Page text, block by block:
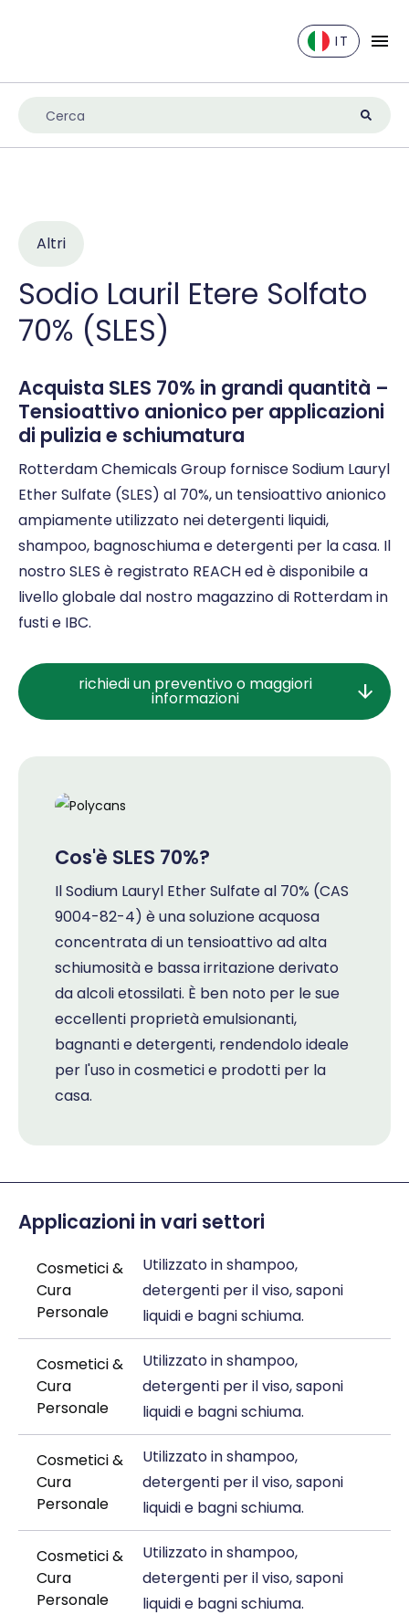
IT
Altri
Sodio Lauril Etere Solfato
70% (SLES)
Acquista SLES 70% in grandi quantità –
Tensioattivo anionico per applicazioni
di pulizia e schiumatura
Rotterdam Chemicals Group fornisce Sodium Lauryl
Ether Sulfate (SLES) al 70%, un tensioattivo anionico
ampiamente utilizzato nei detergenti liquidi,
shampoo, bagnoschiuma e detergenti per la casa. Il
nostro SLES è registrato REACH ed è disponibile a
livello globale dal nostro magazzino di Rotterdam in
fusti e IBC.
richiedi un preventivo o maggiori
informazioni
Cos'è SLES 70%?
Il Sodium Lauryl Ether Sulfate al 70% (CAS
9004-82-4) è una soluzione acquosa
concentrata di un tensioattivo ad alta
schiumosità e bassa irritazione derivato
da alcoli etossilati. È ben noto per le sue
eccellenti proprietà emulsionanti,
bagnanti e detergenti, rendendolo ideale
per l'uso in cosmetici e prodotti per la
casa.
Applicazioni in vari settori
Cosmetici &
Cura
Personale
Utilizzato in shampoo,
detergenti per il viso, saponi
liquidi e bagni schiuma.
Cosmetici &
Cura
Personale
Utilizzato in shampoo,
detergenti per il viso, saponi
liquidi e bagni schiuma.
Cosmetici &
Cura
Personale
Utilizzato in shampoo,
detergenti per il viso, saponi
liquidi e bagni schiuma.
Cosmetici &
Cura
Personale
Utilizzato in shampoo,
detergenti per il viso, saponi
liquidi e bagni schiuma.